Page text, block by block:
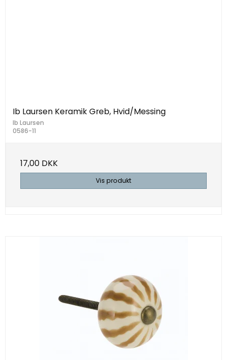
Ib Laursen Keramik Greb, Hvid/Messing
Ib Laursen
0586-11
17,00 DKK
Vis produkt